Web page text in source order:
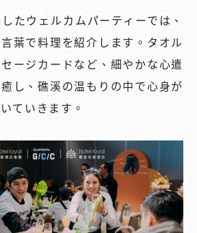
たウェルカムパーティーでは、
葉で料理を紹介します。タオル
ージカードなど、細やかな心遣
し、礁溪の温もりの中で心身が
ていきます。